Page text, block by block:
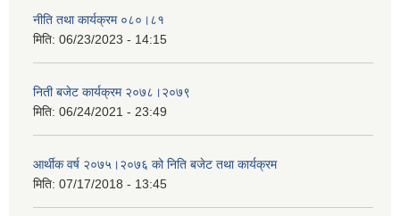
नीति तथा कार्यक्रम ०८०।८१
मिति: 06/23/2023 - 14:15
निती बजेट कार्यक्रम २०७८।२०७९
मिति: 06/24/2021 - 23:49
आर्थीक वर्ष २०७५।२०७६ को निति बजेट तथा कार्यक्रम
मिति: 07/17/2018 - 13:45